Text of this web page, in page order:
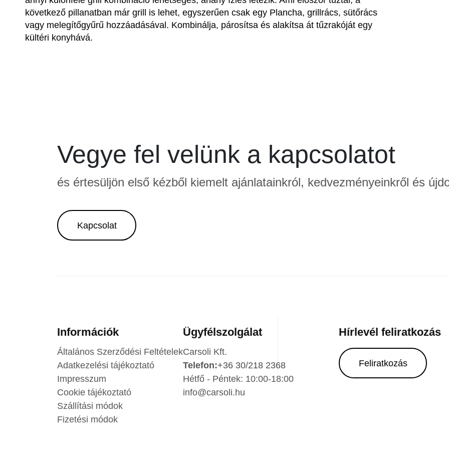
következő pillanatban már grill is lehet, egyszerűen csak egy Plancha, grillrács, sütőrács
vagy melegítőgyűrű hozzáadásával. Kombinálja, párosítsa és alakítsa át tűzrakóját egy
kültéri konyhává.
Vegye fel velünk a kapcsolatot
és értesüljön első kézből kiemelt ajánlatainkról, kedvezményeinkről és
Kapcsolat
Információk
Általános Szerződési Feltételek
Adatkezelési tájékoztató
Impresszum
Cookie tájékoztató
Szállítási módok
Fizetési módok
Ügyfélszolgálat
Carsoli Kft.
Telefon:+36 30/218 2368
Hétfő - Péntek: 10:00-18:00
info@carsoli.hu
Hírlevél feliratkozás
Feliratkozás